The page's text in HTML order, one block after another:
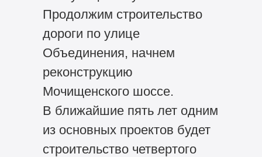
Продолжим строительство
дороги по улице
Объединения, начнем
реконструкцию
Мочищенского шоссе.
В ближайшие пять лет одним
из основных проектов будет
строительство четвертого